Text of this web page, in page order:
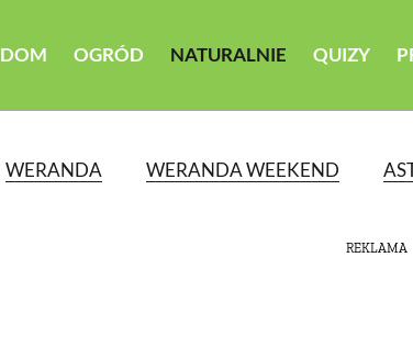
DOM OGRÓD NATURALNIE QUIZY
WERANDA WERANDA WEEKEND
REKLAMA